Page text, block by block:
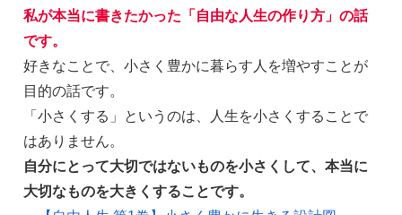
私が本当に書きたかった「自由な人生の作り方」の話
です。
好きなことで、小さく豊かに暮らす人を増やすことが
目的の話です。
「小さくする」というのは、人生を小さくすることで
はありません。
自分にとって大切ではないものを小さくして、本当に
大切なものを大きくすることです。